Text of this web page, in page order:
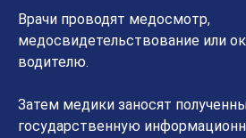
Врачи проводят медосмотр,
медосвидетельствование или
водителю.
Затем медики заносят
государственную